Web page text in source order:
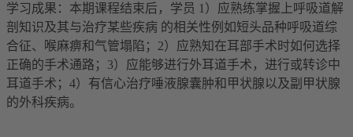
学习成果：本期课程结束后，学员 1）应熟练掌握上呼吸道解
剖知识及其与治疗某些疾病 的相关性例如短头品种呼吸道综
合征、喉麻痹和气管塌陷；2）应熟知在耳部手术时如何选择
正确的手术通路；3）应能够进行外耳道手术，进行或转诊中
耳道手术；4）有信心治疗唾液腺囊肿和甲状腺以及副甲状腺
的外科疾病。